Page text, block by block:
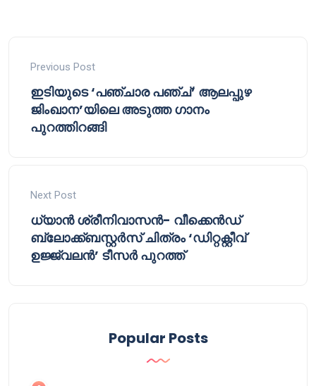
Previous Post
ഇടിയുടെ ‘പഞ്ചാര പഞ്ച്’ ആലപ്പുഴ
ജിംഖാന’യിലെ അടുത്ത ഗാനം
പുറത്തിറങ്ങി
Next Post
ധ്യാൻ ശ്രീനിവാസൻ- വീക്കെൻഡ്
ബ്ലോക്ക്ബസ്റ്റർസ് ചിത്രം ‘ഡിറ്റക്റ്റീവ്
ഉജ്ജ്വലൻ’ ടീസർ പുറത്ത്
Popular Posts